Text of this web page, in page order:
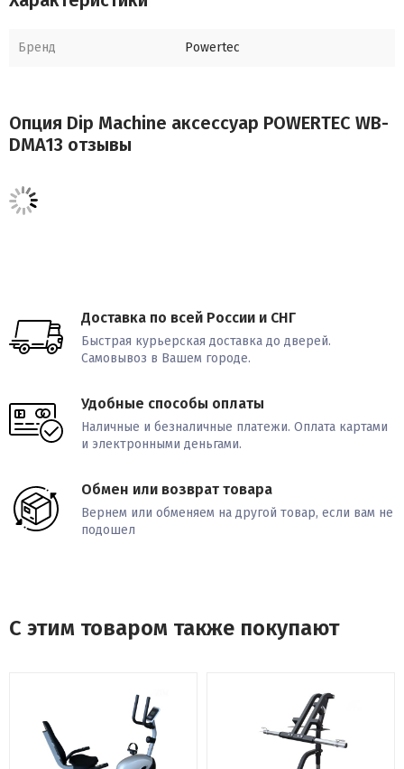
Бренд Powertec
Опция Dip Machine аксессуар POWERTEC WB-
DMA13 отзывы
Доставка по всей России и СНГ
Быстрая курьерская доставка до дверей.
Самовывоз в Вашем городе.
Удобные способы оплаты
Наличные и безналичные платежи. Оплата картами
и электронными деньгами.
Обмен или возврат товара
Вернем или обменяем на другой товар, если вам не
подошел
С этим товаром также покупают